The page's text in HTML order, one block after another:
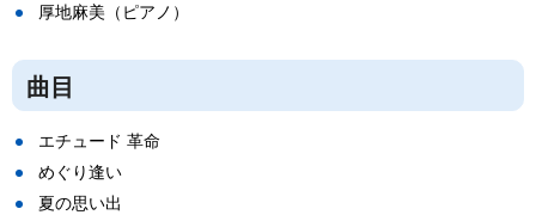
厚地麻美（ピアノ）
曲目
エチュード 革命
めぐり逢い
夏の思い出